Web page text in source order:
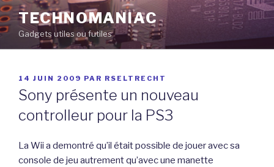
Aller
au
contenu
principal
TECHNOMANIAC
Gadgets utiles ou futiles
PUBLIÉ
LE
14 JUIN 2009 PAR RSELTRECHT
Sony présente un nouveau
controlleur pour la PS3
La Wii a demontré qu’il était possible de jouer avec sa
console de jeu autrement qu’avec une manette